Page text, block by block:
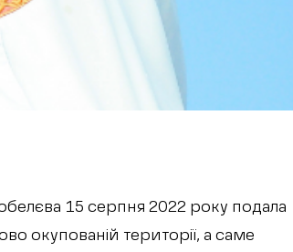
15 серпня 2022 року подала
окупованій території, а саме